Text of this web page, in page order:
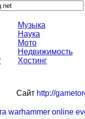
Музыка
Наука
Мото
Недвижимость
Хостинг
Сайт http://
warhammer online